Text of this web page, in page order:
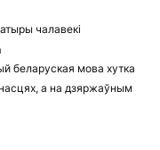
чалавекі
беларуская мова хутка
а на дзяржаўным